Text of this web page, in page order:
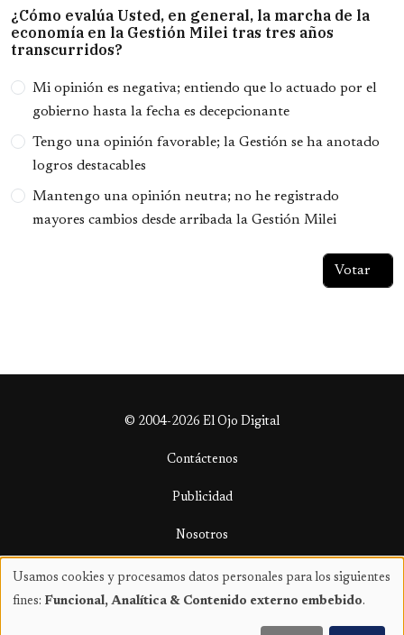
¿Cómo evalúa Usted, en general, la marcha de la
economía en la Gestión Milei tras tres años
transcurridos?
Opciones
Mi opinión es negativa; entiendo que lo actuado por el
gobierno hasta la fecha es decepcionante
Tengo una opinión favorable; la Gestión se ha anotado
logros destacables
Mantengo una opinión neutra; no he registrado
mayores cambios desde arribada la Gestión Milei
© 2004-2026 El Ojo Digital
Contáctenos
Publicidad
Nosotros
Términos y condiciones
Uso
Usamos cookies y procesamos datos personales para los siguientes
fines: Funcional, Analítica & Contenido externo embebido.